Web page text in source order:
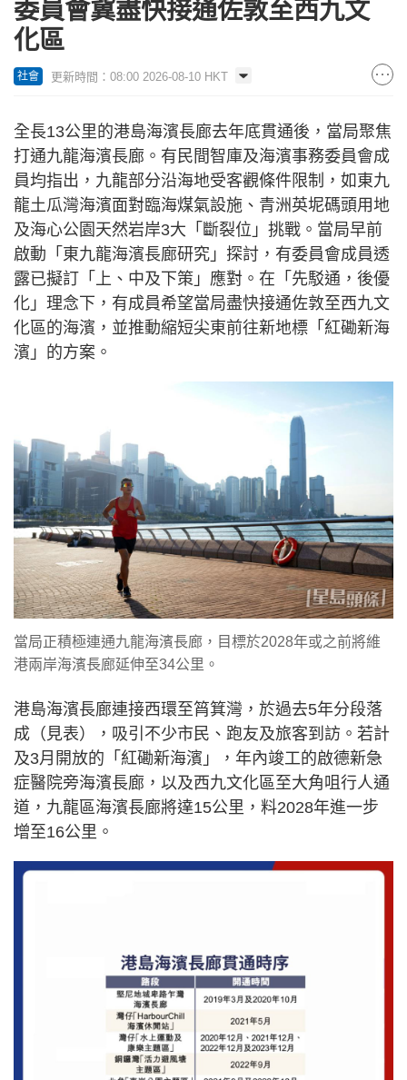
委員會冀盡快接通佐敦至西九文
化區
社會 更新時間：08:00 2026-08-10 HKT
全長13公里的港島海濱長廊去年底貫通後，當局聚焦
打通九龍海濱長廊。有民間智庫及海濱事務委員會成
員均指出，九龍部分沿海地受客觀條件限制，如東九
龍土瓜灣海濱面對臨海煤氣設施、青洲英坭碼頭用地
及海心公園天然岩岸3大「斷裂位」挑戰。當局早前
啟動「東九龍海濱長廊研究」探討，有委員會成員透
露已擬訂「上、中及下策」應對。在「先駁通，後優
化」理念下，有成員希望當局盡快接通佐敦至西九文
化區的海濱，並推動縮短尖東前往新地標「紅磡新海
濱」的方案。
當局正積極連通九龍海濱長廊，目標於2028年或之前將維
港兩岸海濱長廊延伸至34公里。
港島海濱長廊連接西環至筲箕灣，於過去5年分段落
成（見表），吸引不少市民、跑友及旅客到訪。若計
及3月開放的「紅磡新海濱」，年內竣工的啟德新急
症醫院旁海濱長廊，以及西九文化區至大角咀行人通
道，九龍區海濱長廊將達15公里，料2028年進一步
增至16公里。